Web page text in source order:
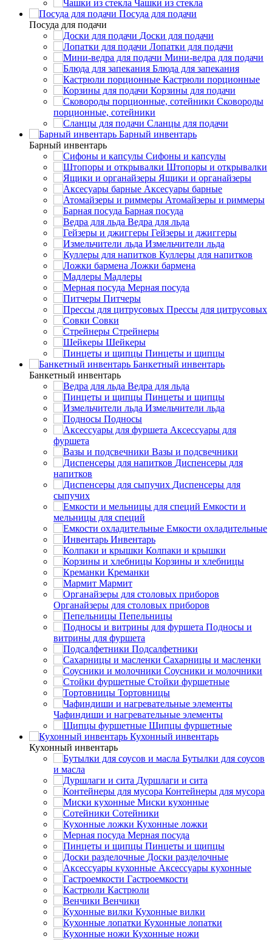
Чашки из стекла
Посуда для подачи
Посуда для подачи
Доски для подачи
Лопатки для подачи
Мини-ведра для подачи
Блюда для запекания
Кастрюли порционные
Корзины для подачи
Сковороды
порционные, сотейники
Сланцы для подачи
Барный инвентарь
Барный инвентарь
Сифоны и капсулы
Штопоры и открывалки
Ящики и органайзеры
Аксесуары барные
Атомайзеры и риммеры
Барная посуда
Ведра для льда
Гейзеры и джиггеры
Измельчители льда
Куллеры для напитков
Ложки бармена
Мадлеры
Мерная посуда
Питчеры
Прессы для цитрусовых
Совки
Стрейнеры
Шейкеры
Пинцеты и щипцы
Банкетный инвентарь
Банкетный инвентарь
Ведра для льда
Пинцеты и щипцы
Измельчители льда
Подносы
Аксессуары для
фуршета
Вазы и подсвечники
Диспенсеры для
напитков
Диспенсеры для
сыпучих
Емкости и
мельницы для специй
Емкости охладительные
Инвентарь
Колпаки и крышки
Корзины и хлебницы
Креманки
Мармит
Органайзеры для столовых приборов
Пепельницы
Подносы и
витрины для фуршета
Подсалфетники
Сахарницы и масленки
Соусники и молочники
Стойки фуршетные
Тортовницы
Чафиндиши и нагревательные элементы
Щипцы фуршетные
Кухонный инвентарь
Кухонный инвентарь
Бутылки для соусов
и масла
Дуршлаги и сита
Контейнеры для мусора
Миски кухонные
Сотейники
Кухонные ложки
Мерная посуда
Пинцеты и щипцы
Доски разделочные
Аксессуары кухонные
Гастроемкости
Кастрюли
Венчики
Кухонные вилки
Кухонные лопатки
Кухонные ножи